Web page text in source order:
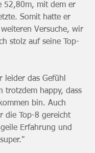
52,80m, mit dem er
Somit hatte er
Versuche, wir
stolz auf seine Top-
leider das Gefühl
trotzdem happy, dass
bin. Auch
die Top-8 gereicht
Erfahrung und